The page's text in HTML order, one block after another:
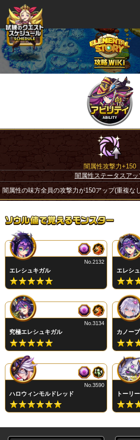
闇属性攻撃力+150
闇属性ステータスアッ
闇属性の味方全員の攻撃力が150アップ(重複な
エレシュキガル
No.2132
エレシ
究極エレシュキガル
No.3134
カノー
ハロウィンモルドレッド
No.3590
トーリー